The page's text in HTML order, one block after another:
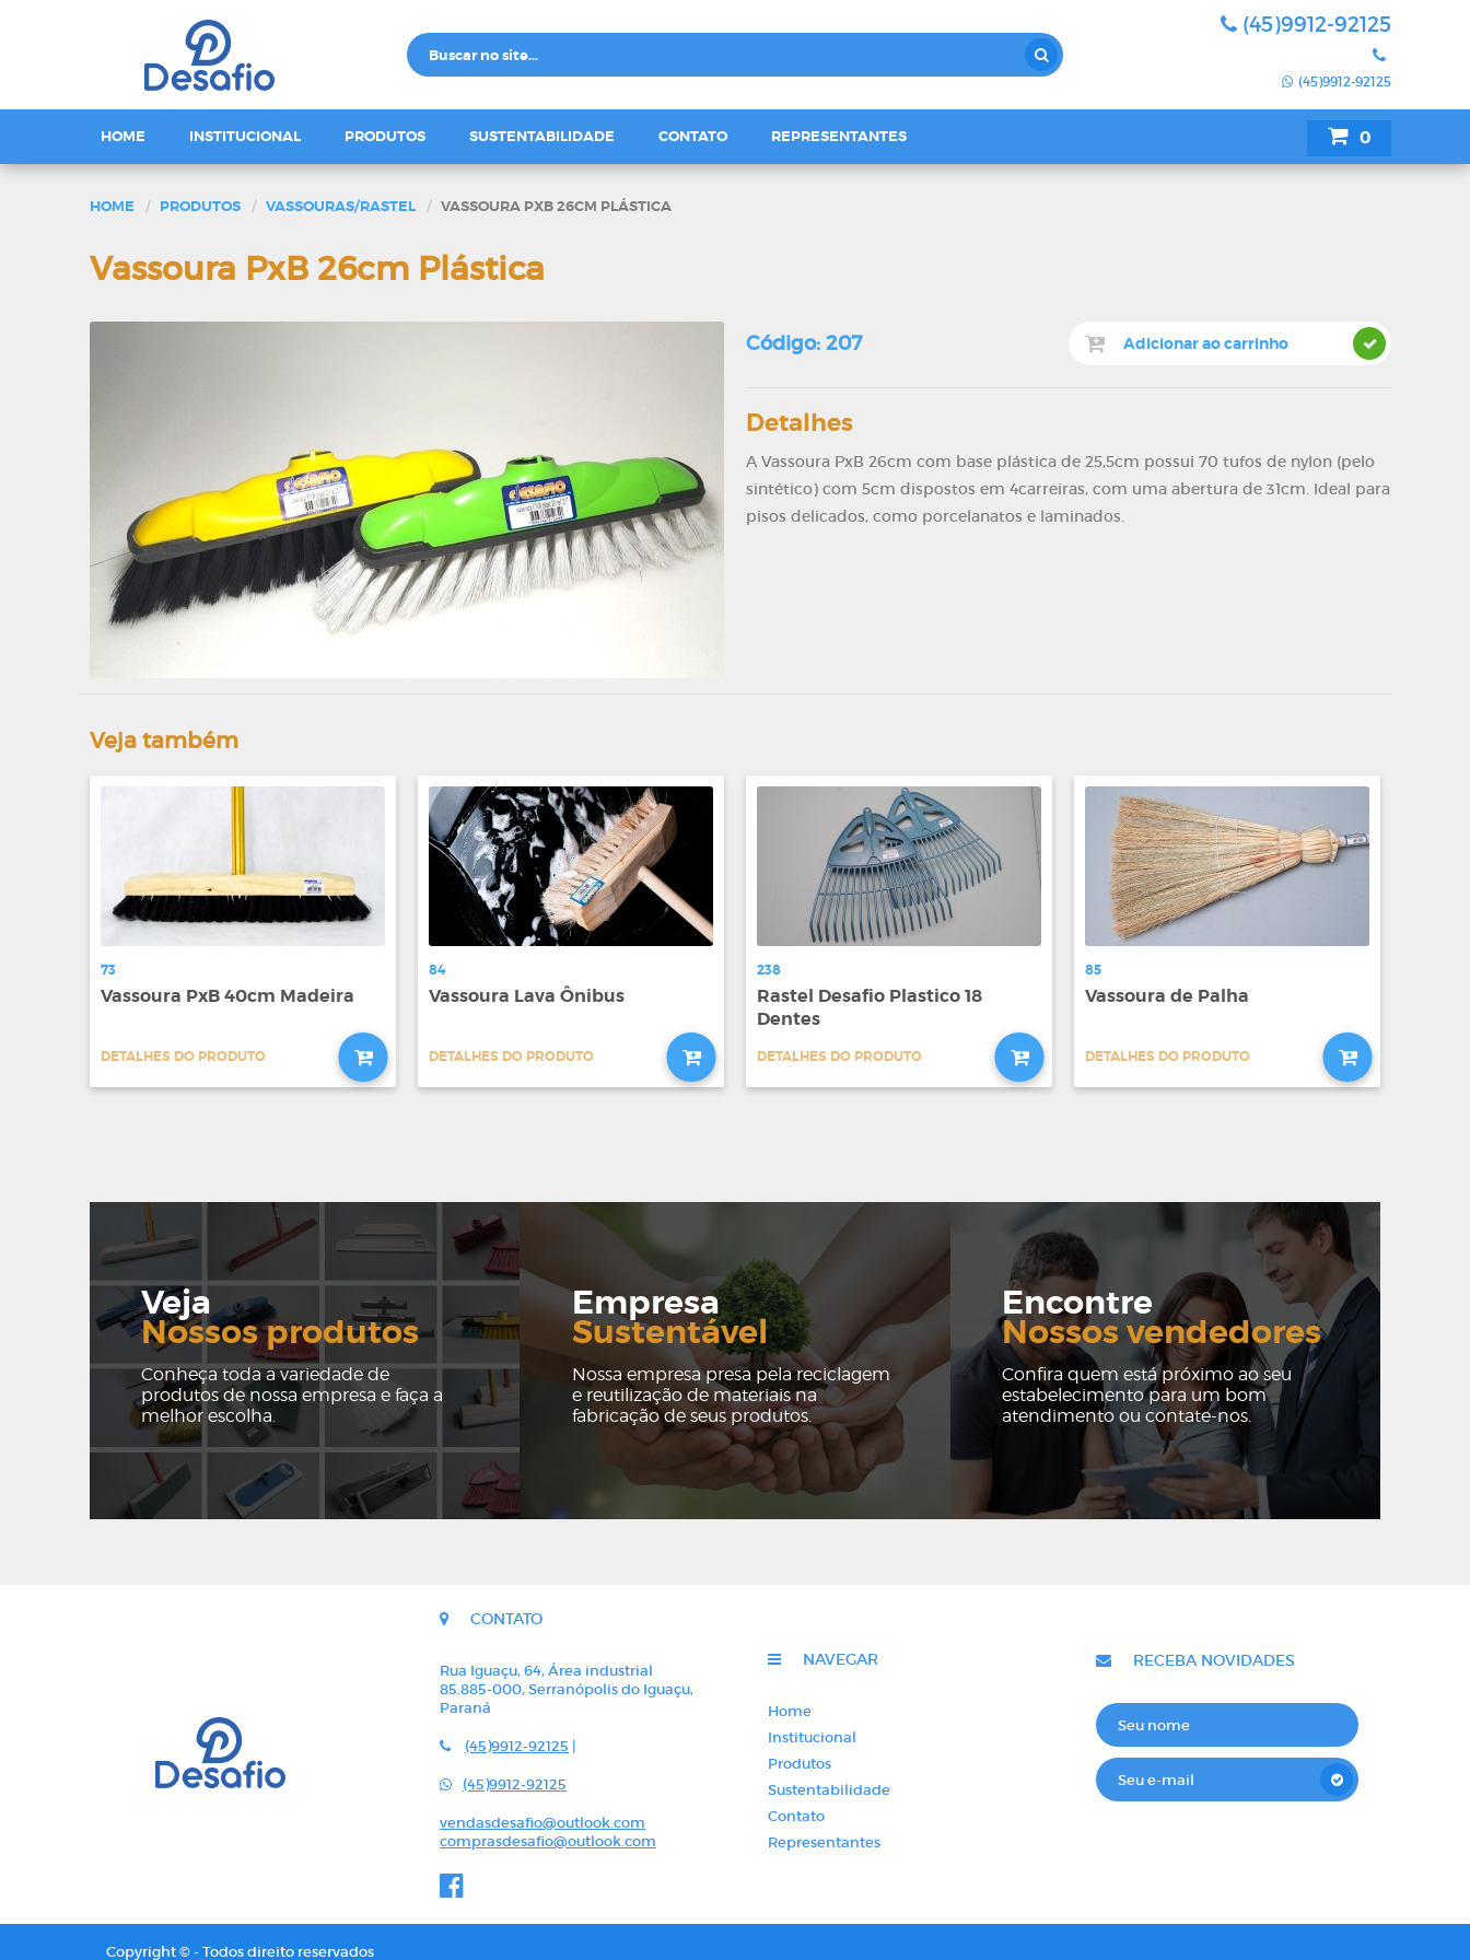
(45)9912-92125
(45)9912-92125
HOME INSTITUCIONAL PRODUTOS SUSTENTABILIDADE CONTATO REPRESENTANTES 0
HOME PRODUTOS VASSOURAS/RASTEL VASSOURA PXB 26CM PLÁSTICA
Vassoura PxB 26cm Plástica
Código: 207
Detalhes
A Vassoura PxB 26cm com base plástica de 25,5cm possui 70 tufos de nylon (pelo
sintético) com 5cm dispostos em 4carreiras, com uma abertura de 31cm. Ideal para
pisos delicados, como porcelanatos e laminados.
Veja também
73
Vassoura PxB 40cm Madeira
DETALHES DO PRODUTO
84
Vassoura Lava Ônibus
DETALHES DO PRODUTO
238
Rastel Desafio Plastico 18
Dentes
DETALHES DO PRODUTO
85
Vassoura de Palha
DETALHES DO PRODUTO
Veja
Nossos produtos
Conheça toda a variedade de
produtos de nossa empresa e faça a
melhor escolha.
Empresa
Sustentável
Nossa empresa presa pela reciclagem
e reutilização de materiais na
fabricação de seus produtos.
Encontre
Nossos vendedores
Confira quem está próximo ao seu
estabelecimento para um bom
atendimento ou contate-nos.
CONTATO
Rua Iguaçu, 64, Área industrial
85.885-000, Serranópolis do Iguaçu,
Paraná
(45)9912-92125 |
(45)9912-92125
vendasdesafio@outlook.com
comprasdesafio@outlook.com
NAVEGAR
Home
Institucional
Produtos
Sustentabilidade
Contato
Representantes
RECEBA NOVIDADES
Copyright © - Todos direito reservados